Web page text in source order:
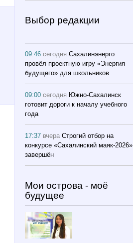
Выбор редакции
09:46сегодня Сахалинэнерго
провёл проектную игру «Энергия
будущего» для школьников
09:00сегодня Южно-Сахалинск
готовит дороги к началу учебного
года
17:37 вчера Строгий отбор на
конкурсе «Сахалинский маяк‑2026»
завершён
Мои острова - моё
будущее